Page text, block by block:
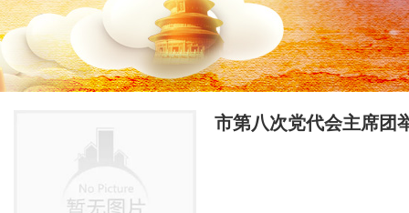
市第八次党代会主席团